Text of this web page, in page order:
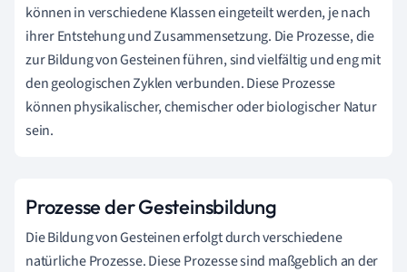
können in verschiedene Klassen eingeteilt werden, je nach
ihrer Entstehung und Zusammensetzung. Die Prozesse, die
zur Bildung von Gesteinen führen, sind vielfältig und eng mit
den geologischen Zyklen verbunden. Diese Prozesse
können physikalischer, chemischer oder biologischer Natur
sein.
Prozesse der Gesteinsbildung
Die Bildung von Gesteinen erfolgt durch verschiedene
natürliche Prozesse. Diese Prozesse sind maßgeblich an der